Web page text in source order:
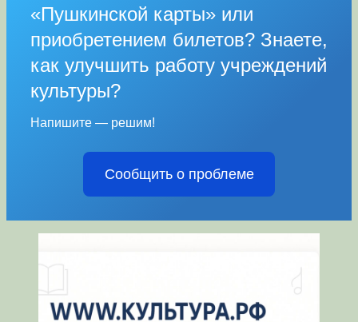
«Пушкинской карты» или
приобретением билетов? Знаете,
как улучшить работу учреждений
культуры?
Напишите — решим!
Сообщить о проблеме